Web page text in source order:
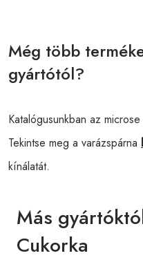
Még több
gyártótól?
Katalógusunkban az
Tekintse meg a varázspárna
kínálatát.
Más
Cukorka